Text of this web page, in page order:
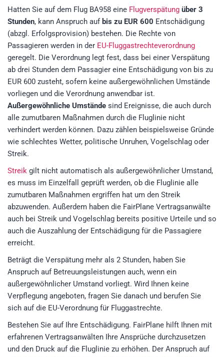
Hatten Sie auf dem Flug BA958 eine Flugverspätung über 3
Stunden, kann Anspruch auf bis zu EUR 600 Entschädigung
(abzgl. Erfolgsprovision) bestehen. Die Rechte von
Passagieren werden in der EU-Fluggastrechteverordnung
geregelt. Die Verordnung legt fest, dass bei einer Verspätung
ab drei Stunden dem Passagier eine Entschädigung von bis zu
EUR 600 zusteht, sofern keine außergewöhnlichen Umstände
vorliegen und die Verordnung anwendbar ist.
Außergewöhnliche Umstände sind Ereignisse, die auch durch
alle zumutbaren Maßnahmen durch die Fluglinie nicht
verhindert werden können. Dazu zählen beispielsweise Gründe
wie schlechtes Wetter, politische Unruhen, Vogelschlag oder
Streik.
Streik gilt nicht automatisch als außergewöhnlicher Umstand,
es muss im Einzelfall geprüft werden, ob die Fluglinie alle
zumutbaren Maßnahmen ergriffen hat um den Streik
abzuwenden. Außerdem haben die FairPlane Vertragsanwälte
auch bei Streik und Vogelschlag bereits positive Urteile und so
auch die Auszahlung der Entschädigung für die Passagiere
erreicht.
Beträgt die Verspätung mehr als 2 Stunden, haben Sie
Anspruch auf Betreuungsleistungen auch, wenn ein
außergewöhnlicher Umstand vorliegt. Wird Ihnen keine
Verpflegung angeboten, fragen Sie danach und berufen Sie
sich auf die EU-Verordnung für Fluggastrechte.
Bestehen Sie auf Ihre Entschädigung. FairPlane hilft Ihnen mit
erfahrenen Vertragsanwälten Ihre Ansprüche durchzusetzen
und den Druck auf die Fluglinie zu erhöhen. Der Anspruch auf